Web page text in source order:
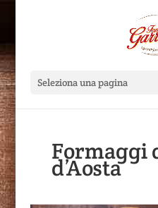
Seleziona una pagina
Formaggi
d’Aosta